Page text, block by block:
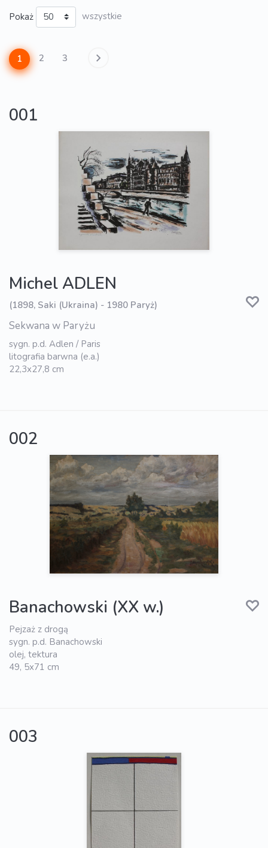
Pokaż wszystkie
1 2 3
001
Michel ADLEN
(1898, Saki (Ukraina) - 1980 Paryż)
Sekwana w Paryżu
sygn. p.d. Adlen / Paris
litografia barwna (e.a.)
22,3x27,8 cm
002
Banachowski (XX w.)
Pejzaż z drogą
sygn. p.d. Banachowski
olej, tektura
49, 5x71 cm
003